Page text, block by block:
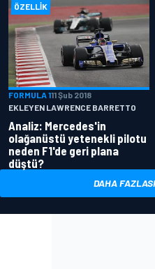
ÖZELLIK
FORMULA 111 Şub 2018
EKLEYEN LAWRENCE BARRETTO
Analiz: Mercedes'in
olağanüstü yetenekli pilotu
neden F1'de geri plana
düştü?
DAHA